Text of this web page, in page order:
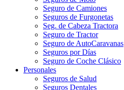
Seguro de Camiones
Seguros de Furgonetas
Seg. de Cabeza Tractora
Seguro de Tractor
Seguro de AutoCaravanas
Seguros por Días
Seguro de Coche Clásico
Personales
Seguros de Salud
Seguros Dentales